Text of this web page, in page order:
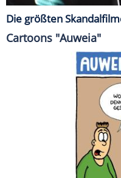
Die größten
Cartoons "Auweia"